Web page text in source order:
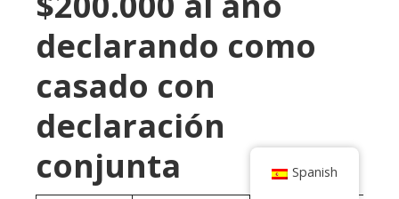
declarando como
casado con
declaración
conjunta
Spanish